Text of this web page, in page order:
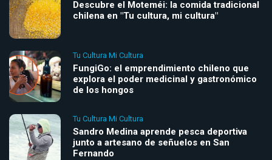
Descubre el Moteméi: la comida tradicional
chilena en "Tu cultura, mi cultura"
Tu Cultura Mi Cultura
FungiGo: el emprendimiento chileno que
explora el poder medicinal y gastronómico
de los hongos
Tu Cultura Mi Cultura
Sandro Medina aprende pesca deportiva
junto a artesano de señuelos en San
Fernando